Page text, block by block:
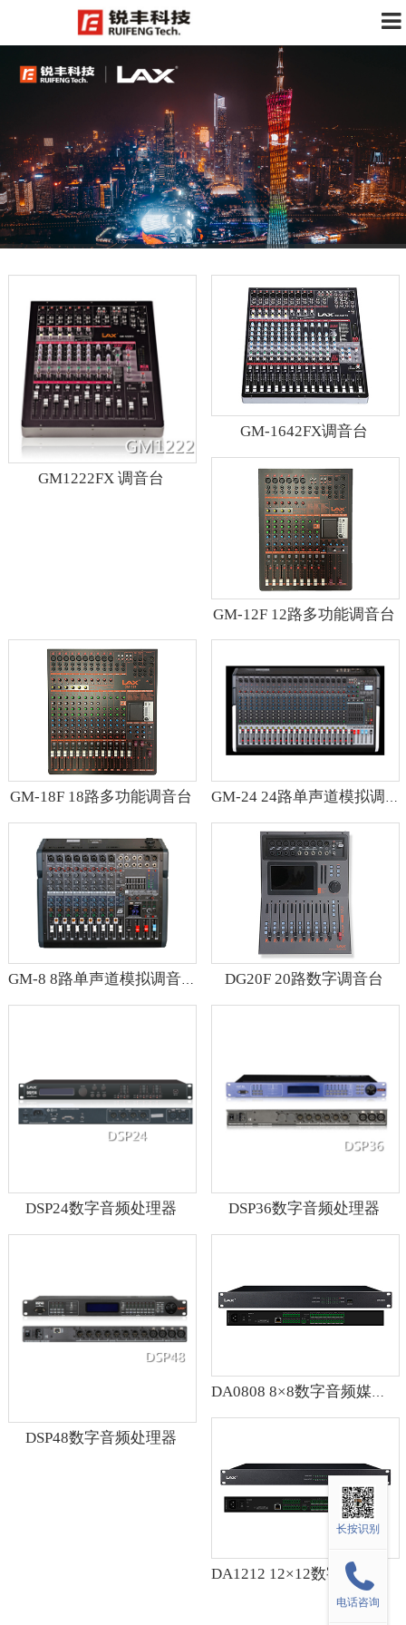
GM1222FX 调音台
GM-1642FX调音台
GM-12F 12路多功能调音台
GM-18F 18路多功能调音台 GM-24 24路单声道模拟调音台
GM-8 8路单声道模拟调音台 DG20F 20路数字调音台
DSP24数字音频处理器 DSP36数字音频处理器
DSP48数字音频处理器
DA0808 8×8数字音频媒体矩阵
长按识别
电话咨询